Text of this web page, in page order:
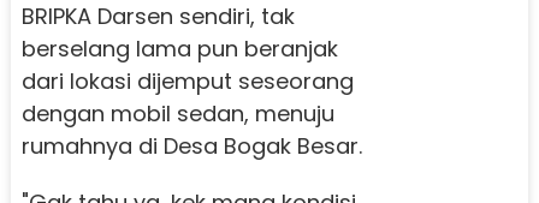
BRIPKA Darsen sendiri, tak
berselang lama pun beranjak
dari lokasi dijemput seseorang
dengan mobil sedan, menuju
rumahnya di Desa Bogak Besar.